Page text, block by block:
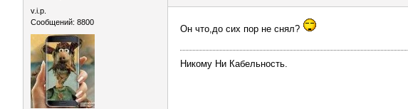
v.i.p.
Сообщений: 8800
Он что,до сих пор не снял?
Никому Ни Кабельность.